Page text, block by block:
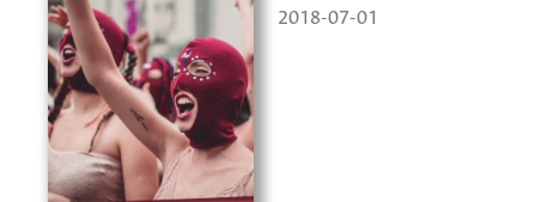
2018-07-01